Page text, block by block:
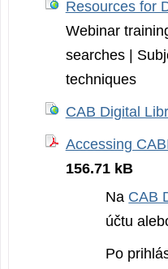
Resources for
Webinar
searches |
techniques
CAB Digital
Accessing
156.71 kB
Na CAB
účtu
Po